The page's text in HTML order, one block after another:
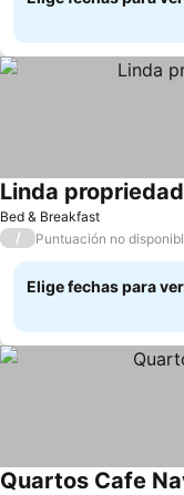
Bed & Breakfast
Linda
/ Puntuación no
Elige fechas para
Quartos Cafe